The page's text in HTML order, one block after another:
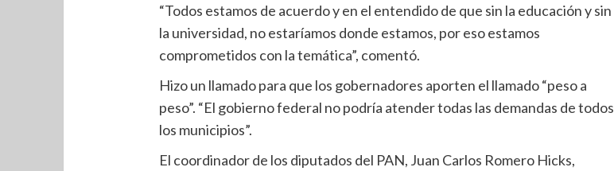
“Todos estamos de acuerdo y en el entendido de que sin la educación y sin
la universidad, no estaríamos donde estamos, por eso estamos
comprometidos con la temática”, comentó.
Hizo un llamado para que los gobernadores aporten el llamado “peso a
peso”. “El gobierno federal no podría atender todas las demandas de todos
los municipios”.
El coordinador de los diputados del PAN, Juan Carlos Romero Hicks,